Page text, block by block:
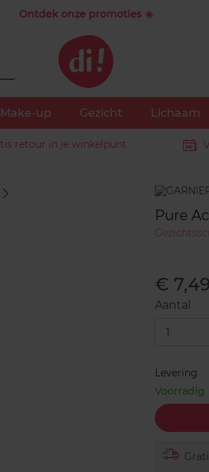
Ontdek onze promoties ☀️
Make-up Gezicht Lichaam
retour in je winkelpunt
Merk
Pure
€ 7,49
Aantal
1
Levering
Voorradig